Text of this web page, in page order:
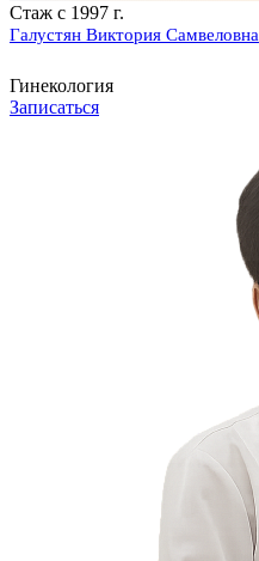
Стаж с 1997 г.
Галустян Виктория Самвеловна
Гинекология
Записаться